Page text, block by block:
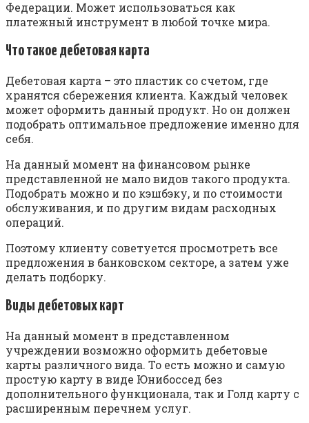
Федерации. Может использоваться как
платежный инструмент в любой точке мира.
Что такое дебетовая карта
Дебетовая карта – это пластик со счетом, где
хранятся сбережения клиента. Каждый человек
может оформить данный продукт. Но он должен
подобрать оптимальное предложение именно для
себя.
На данный момент на финансовом рынке
представленной не мало видов такого продукта.
Подобрать можно и по кэшбэку, и по стоимости
обслуживания, и по другим видам расходных
операций.
Поэтому клиенту советуется просмотреть все
предложения в банковском секторе, а затем уже
делать подборку.
Виды дебетовых карт
На данный момент в представленном
учреждении возможно оформить дебетовые
карты различного вида. То есть можно и самую
простую карту в виде Юнибоссед без
дополнительного функционала, так и Голд карту с
расширенным перечнем услуг.